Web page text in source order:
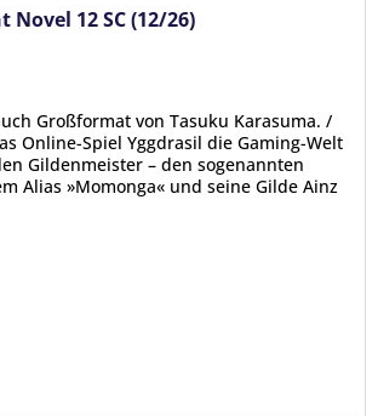
Novel 12 SC (12/26)
Großformat von Tasuku Karasuma. /
Online-Spiel Yggdrasil die Gaming-Welt
Gildenmeister – den sogenannten
Alias »Momonga« und seine Gilde Ainz